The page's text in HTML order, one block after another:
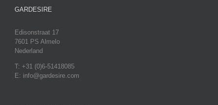
GARDESIRE
Edisonstraat 17
7601 PS Almelo
Nederland
T: +31 (0)6-51418085
E: info@gardesire.com